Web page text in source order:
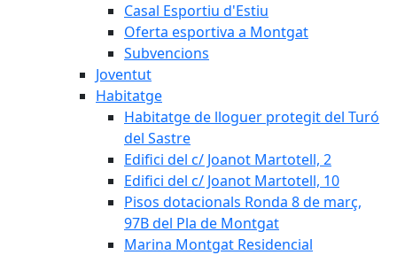
Casal Esportiu d'Estiu
Oferta esportiva a Montgat
Subvencions
Joventut
Habitatge
Habitatge de lloguer protegit del Turó
del Sastre
Edifici del c/ Joanot Martotell, 2
Edifici del c/ Joanot Martotell, 10
Pisos dotacionals Ronda 8 de març,
97B del Pla de Montgat
Marina Montgat Residencial